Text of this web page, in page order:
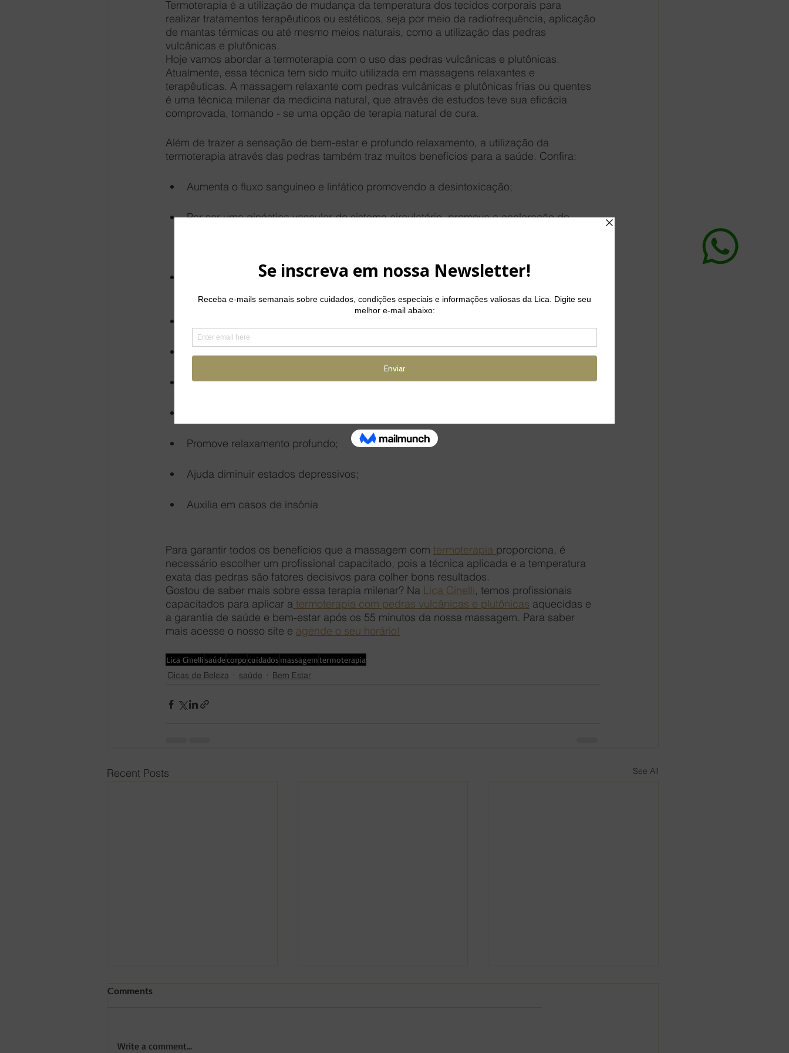
Termoterapia é a utilização de mudança da temperatura dos tecidos corporais para
realizar tratamentos terapêuticos ou estéticos, seja por meio da radiofrequência, aplicação
de mantas térmicas ou até mesmo meios naturais, como a utilização das pedras
vulcânicas e plutônicas.
Hoje vamos abordar a termoterapia com o uso das pedras vulcânicas e plutônicas.
Atualmente, essa técnica tem sido muito utilizada em massagens relaxantes e
terapêuticas. A massagem relaxante com pedras vulcânicas e plutônicas frias ou quentes
é uma técnica milenar da medicina natural, que através de estudos teve sua eficácia
comprovada, tornando - se uma opção de terapia natural de cura.
Além de trazer a sensação de bem-estar e profundo relaxamento, a utilização da
termoterapia através das pedras também traz muitos benefícios para a saúde. Confira:
Aumenta o fluxo sanguíneo e linfático promovendo a desintoxicação;
Por ser uma ginástica vascular do sistema circulatório, promove a aceleração do
Atua no relaxamento dos músculos, tendões, ligamentos e órgãos internos de uma
Reduz o estresse físico e emocional;
Promove relaxamento profundo;
Ajuda diminuir estados depressivos;
Auxilia em casos de insônia
Para garantir todos os benefícios que a massagem com termoterapia proporciona, é
necessário escolher um profissional capacitado, pois a técnica aplicada e a temperatura
exata das pedras são fatores decisivos para colher bons resultados.
Gostou de saber mais sobre essa terapia milenar? Na Lica Cinelli, temos profissionais
capacitados para aplicar a termoterapia com pedras vulcânicas e plutônicas aquecidas e
a garantia de saúde e bem-estar após os 55 minutos da nossa massagem. Para saber
mais acesse o nosso site e agende o seu horário!
Lica Cinelli saúdecorpocuidadosmassagemtermoterapia
Dicas de Beleza saúde Bem Estar
Recent Posts See All
Comments
Write a comment...